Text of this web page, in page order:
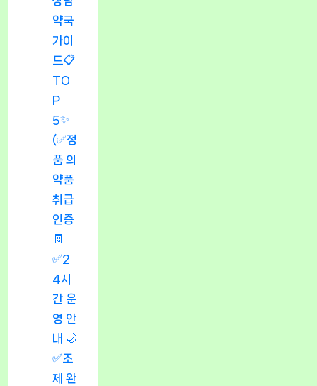
약국
가이
드📋
TO
P
5✨
(✅정
품 의
약품
취급
인증
🧾
✅2
4시
간 운
영 안
내 🌙
✅조
제 완